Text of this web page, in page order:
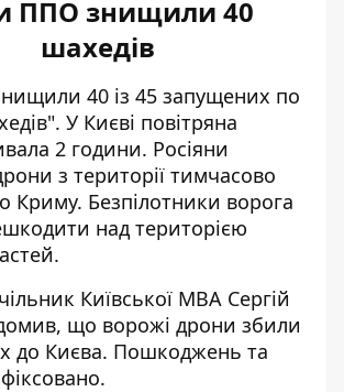
ППО знищили 40
шахедів
40 із 45 запущених по
. У Києві повітряна
2 години. Росіяни
з території тимчасово
Криму. Безпілотники ворога
над територією
Київської МВА Сергій
що ворожі дрони збили
до Києва. Пошкоджень та